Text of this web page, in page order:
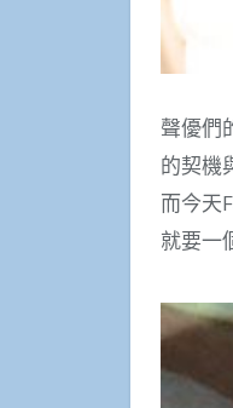
聲優們
的契機
而今天
就要一